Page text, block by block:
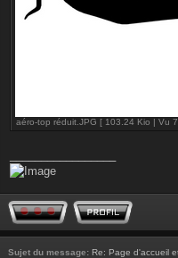
aéro-top réduit.JPG [ 103.24 Kio | Vu
Sujet du message: Re: Page d'accueil